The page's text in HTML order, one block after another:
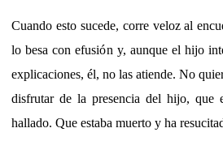
Cuando esto sucede, corre veloz al
lo besa con efusión y, aunque el hijo
explicaciones, él, no las atiende. No
disfrutar de la presencia del hijo, que
hallado. Que estaba muerto y ha